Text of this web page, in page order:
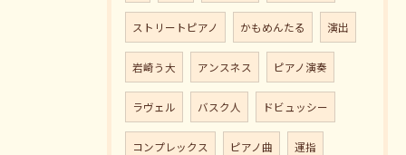
ストリートピアノ かもめんたる 演出
岩崎う大 アンスネス ピアノ演奏
ラヴェル バスク人 ドビュッシー
コンプレックス ピアノ曲 運指